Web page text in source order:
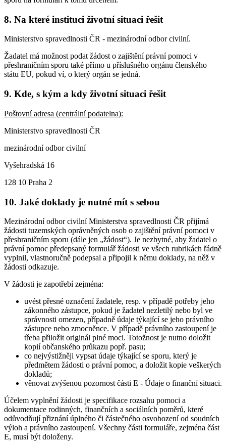
8. Na které instituci životní situaci řešit
Ministerstvo spravedlnosti ČR - mezinárodní odbor civilní.
Žadatel má možnost podat žádost o zajištění právní pomoci v
přeshraničním sporu také přímo u příslušného orgánu členského
státu EU, pokud ví, o který orgán se jedná.
9. Kde, s kým a kdy životní situaci řešit
Poštovní adresa (centrální podatelna):
Ministerstvo spravedlnosti ČR
mezinárodní odbor civilní
Vyšehradská 16
128 10 Praha 2
10. Jaké doklady je nutné mít s sebou
Mezinárodní odbor civilní Ministerstva spravedlnosti ČR přijímá
žádosti tuzemských oprávněných osob o zajištění právní pomoci v
přeshraničním sporu (dále jen „žádost“). Je nezbytné, aby žadatel o
právní pomoc předepsaný formulář žádosti ve všech rubrikách řádně
vyplnil, vlastnoručně podepsal a připojil k němu doklady, na něž v
žádosti odkazuje.
V žádosti je zapotřebí zejména:
uvést přesné označení žadatele, resp. v případě potřeby jeho
zákonného zástupce, pokud je žadatel nezletilý nebo byl ve
správnosti omezen, případně údaje týkající se jeho právního
zástupce nebo zmocněnce. V případě právního zastoupení je
třeba přiložit originál plné moci. Totožnost je nutno doložit
kopií občanského průkazu popř. pasu;
co nejvýstižněji vypsat údaje týkající se sporu, který je
předmětem žádosti o právní pomoc, a doložit kopie veškerých
dokladů;
věnovat zvýšenou pozornost části E - Údaje o finanční situaci.
Účelem vyplnění žádosti je specifikace rozsahu pomoci a
dokumentace rodinných, finančních a sociálních poměrů, které
odůvodňují přiznání úplného či částečného osvobození od soudních
výloh a právního zastoupení. Všechny části formuláře, zejména část
E, musí být doloženy.